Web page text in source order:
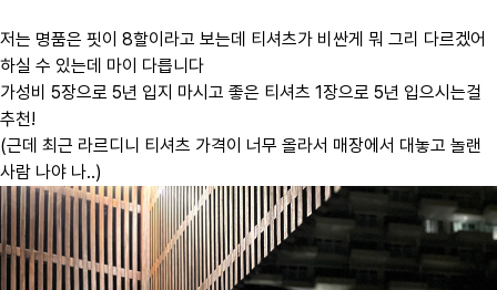
저는 명품은 핏이 8할이라고 보는데 티셔츠가 비싼게 뭐 그리 다르겠어
하실 수 있는데 마이 다릅니다
가성비 5장으로 5년 입지 마시고 좋은 티셔츠 1장으로 5년 입으시는걸
추천!
(근데 최근 라르디니 티셔츠 가격이 너무 올라서 매장에서 대놓고 놀랜
사람 나야 나..)